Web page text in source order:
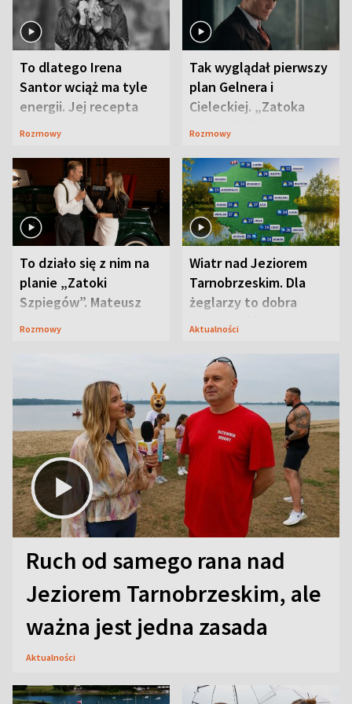
To dlatego Irena
Santor wciąż ma tyle
energii. Jej recepta
jest zaskakująco
Rozmowy
Tak wyglądał pierwszy
plan Gelnera i
Cieleckiej. „Zatoka
szpiegów” od razu ich
Rozmowy
To działo się z nim na
planie „Zatoki
Szpiegów”. Mateusz
Janicki odsłonił
Rozmowy
Wiatr nad Jeziorem
Tarnobrzeskim. Dla
żeglarzy to dobra
wiadomość
Aktualności
Ruch od samego rana nad
Jeziorem Tarnobrzeskim, ale
ważna jest jedna zasada
Aktualności